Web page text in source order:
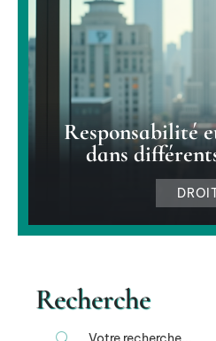
Responsabilité
dans
Recherche